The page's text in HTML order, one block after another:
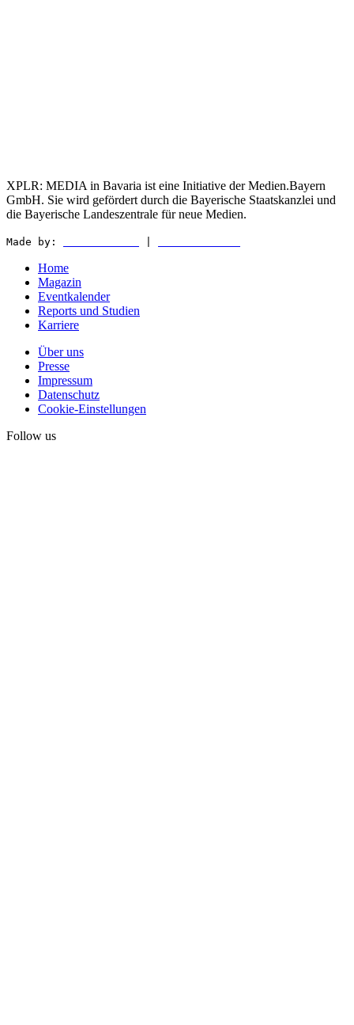
XPLR: MEDIA in Bavaria ist eine Initiative der Medien.Bayern
GmbH. Sie wird gefördert durch die Bayerische Staatskanzlei und
die Bayerische Landeszentrale für neue Medien.
Made by:
Home
Magazin
Eventkalender
Reports und Studien
Karriere
Über uns
Presse
Impressum
Datenschutz
Cookie-Einstellungen
Follow us